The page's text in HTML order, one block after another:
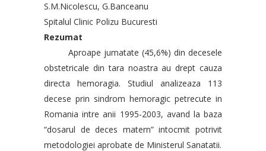
S.M.Nicolescu, G.Banceanu
Spitalul Clinic Polizu Bucuresti
Rezumat
Aproape jumatate (45,6%) din decesele
obstetricale din tara noastra au drept cauza
directa hemoragia. Studiul analizeaza 113
decese prin sindrom hemoragic petrecute in
Romania intre anii 1995-2003, avand la baza
“dosarul de deces matern” intocmit potrivit
metodologiei aprobate de Ministerul Sanatatii.